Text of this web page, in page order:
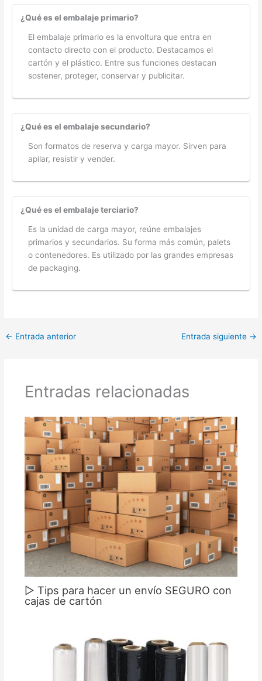
¿Qué es el embalaje primario?
El embalaje primario es la envoltura que entra en
contacto directo con el producto. Destacamos el
cartón y el plástico. Entre sus funciones destacan
sostener, proteger, conservar y publicitar.
¿Qué es el embalaje secundario?
Son formatos de reserva y carga mayor. Sirven para
apilar, resistir y vender.
¿Qué es el embalaje terciario?
Es la unidad de carga mayor, reúne embalajes
primarios y secundarios. Su forma más común, palets
o contenedores. Es utilizado por las grandes empresas
de packaging.
← Entrada anterior Entrada siguiente →
Entradas relacionadas
▷ Tips para hacer un envío SEGURO con
cajas de cartón